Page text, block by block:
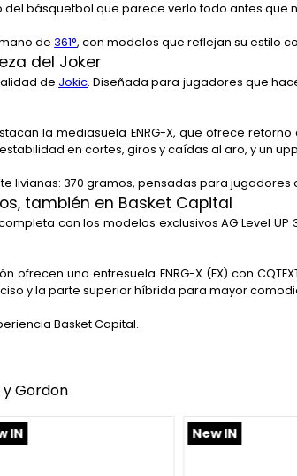
básquetbol que parece verlo todo antes que
de 361°, con modelos que reflejan su estilo
del Joker
de Jokic. Diseñada para jugadores que
la mediasuela ENRG-X, que ofrece
en cortes, giros y caídas al aro, y un
livianas: 370 gramos, pensadas para jugadores
también en Basket Capital
con los modelos exclusivos AG Level UP
ofrecen una entresuela ENRG-X (EX) con
y la parte superior híbrida para mayor
Basket Capital.
y Gordon
IN New IN